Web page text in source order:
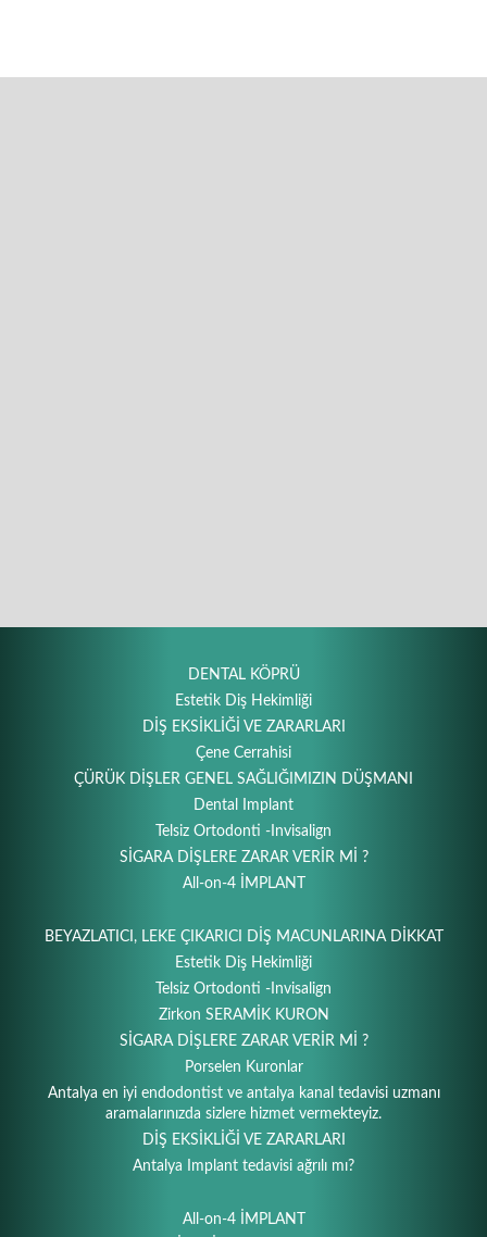
DENTAL KÖPRÜ
Estetik Diş Hekimliği
DİŞ EKSİKLİĞİ VE ZARARLARI
Çene Cerrahisi
ÇÜRÜK DİŞLER GENEL SAĞLIĞIMIZIN DÜŞMANI
Dental Implant
Telsiz Ortodonti -Invisalign
SİGARA DİŞLERE ZARAR VERİR Mİ ?
All-on-4 İMPLANT
BEYAZLATICI, LEKE ÇIKARICI DİŞ MACUNLARINA DİKKAT
Estetik Diş Hekimliği
Telsiz Ortodonti -Invisalign
Zirkon SERAMİK KURON
SİGARA DİŞLERE ZARAR VERİR Mİ ?
Porselen Kuronlar
Antalya en iyi endodontist ve antalya kanal tedavisi uzmanı
aramalarınızda sizlere hizmet vermekteyiz.
DİŞ EKSİKLİĞİ VE ZARARLARI
Antalya Implant tedavisi ağrılı mı?
All-on-4 İMPLANT